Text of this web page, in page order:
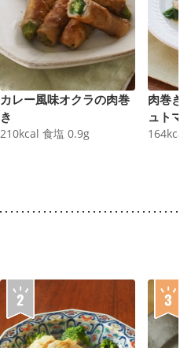
カレー風味オクラの肉巻
き
210kcal 食塩 0.9g
肉巻き
ュトマ
164kcal